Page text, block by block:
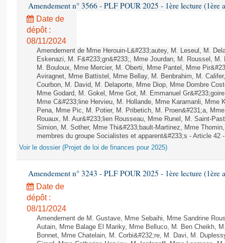
Amendement n° 3566 - PLF POUR 2025 - 1ère lecture (1ère
Date de
dépôt :
08/11/2024
Amendement de Mme Herouin-L&#233;autey, M. Leseul, M.
Eskenazi, M. F&#233;gn&#233;, Mme Jourdan, M. Roussel,
M. Bouloux, Mme Mercier, M. Oberti, Mme Pantel, Mme
Aviragnet, Mme Battistel, Mme Bellay, M. Benbrahim, M.
Courbon, M. David, M. Delaporte, Mme Diop, Mme Dombre
Mme Godard, M. Gokel, Mme Got, M. Emmanuel
Mme C&#233;line Hervieu, M. Hollande, Mme Karamanli, Mme
Pena, Mme Pic, M. Potier, M. Pribetich, M. Proen&#231;a,
Rouaux, M. Aur&#233;lien Rousseau, Mme Runel, M. Saint-
Simion, M. Sother, Mme Thi&#233;bault-Martinez, Mme
membres du groupe Socialistes et apparent&#233;s - Article 42
Voir le dossier (Projet de loi de finances pour 2025)
Amendement n° 3243 - PLF POUR 2025 - 1ère lecture (1ère
Date de
dépôt :
08/11/2024
Amendement de M. Gustave, Mme Sebaihi, Mme Sandrine
Autain, Mme Balage El Mariky, Mme Belluco, M. Ben Cheikh,
Bonnet, Mme Chatelain, M. Corbi&#232;re, M. Davi, M.